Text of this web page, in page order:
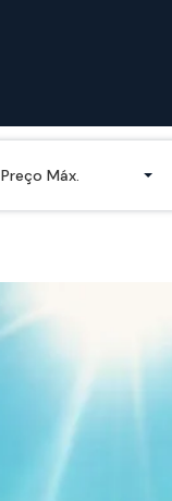
Preço Máx.